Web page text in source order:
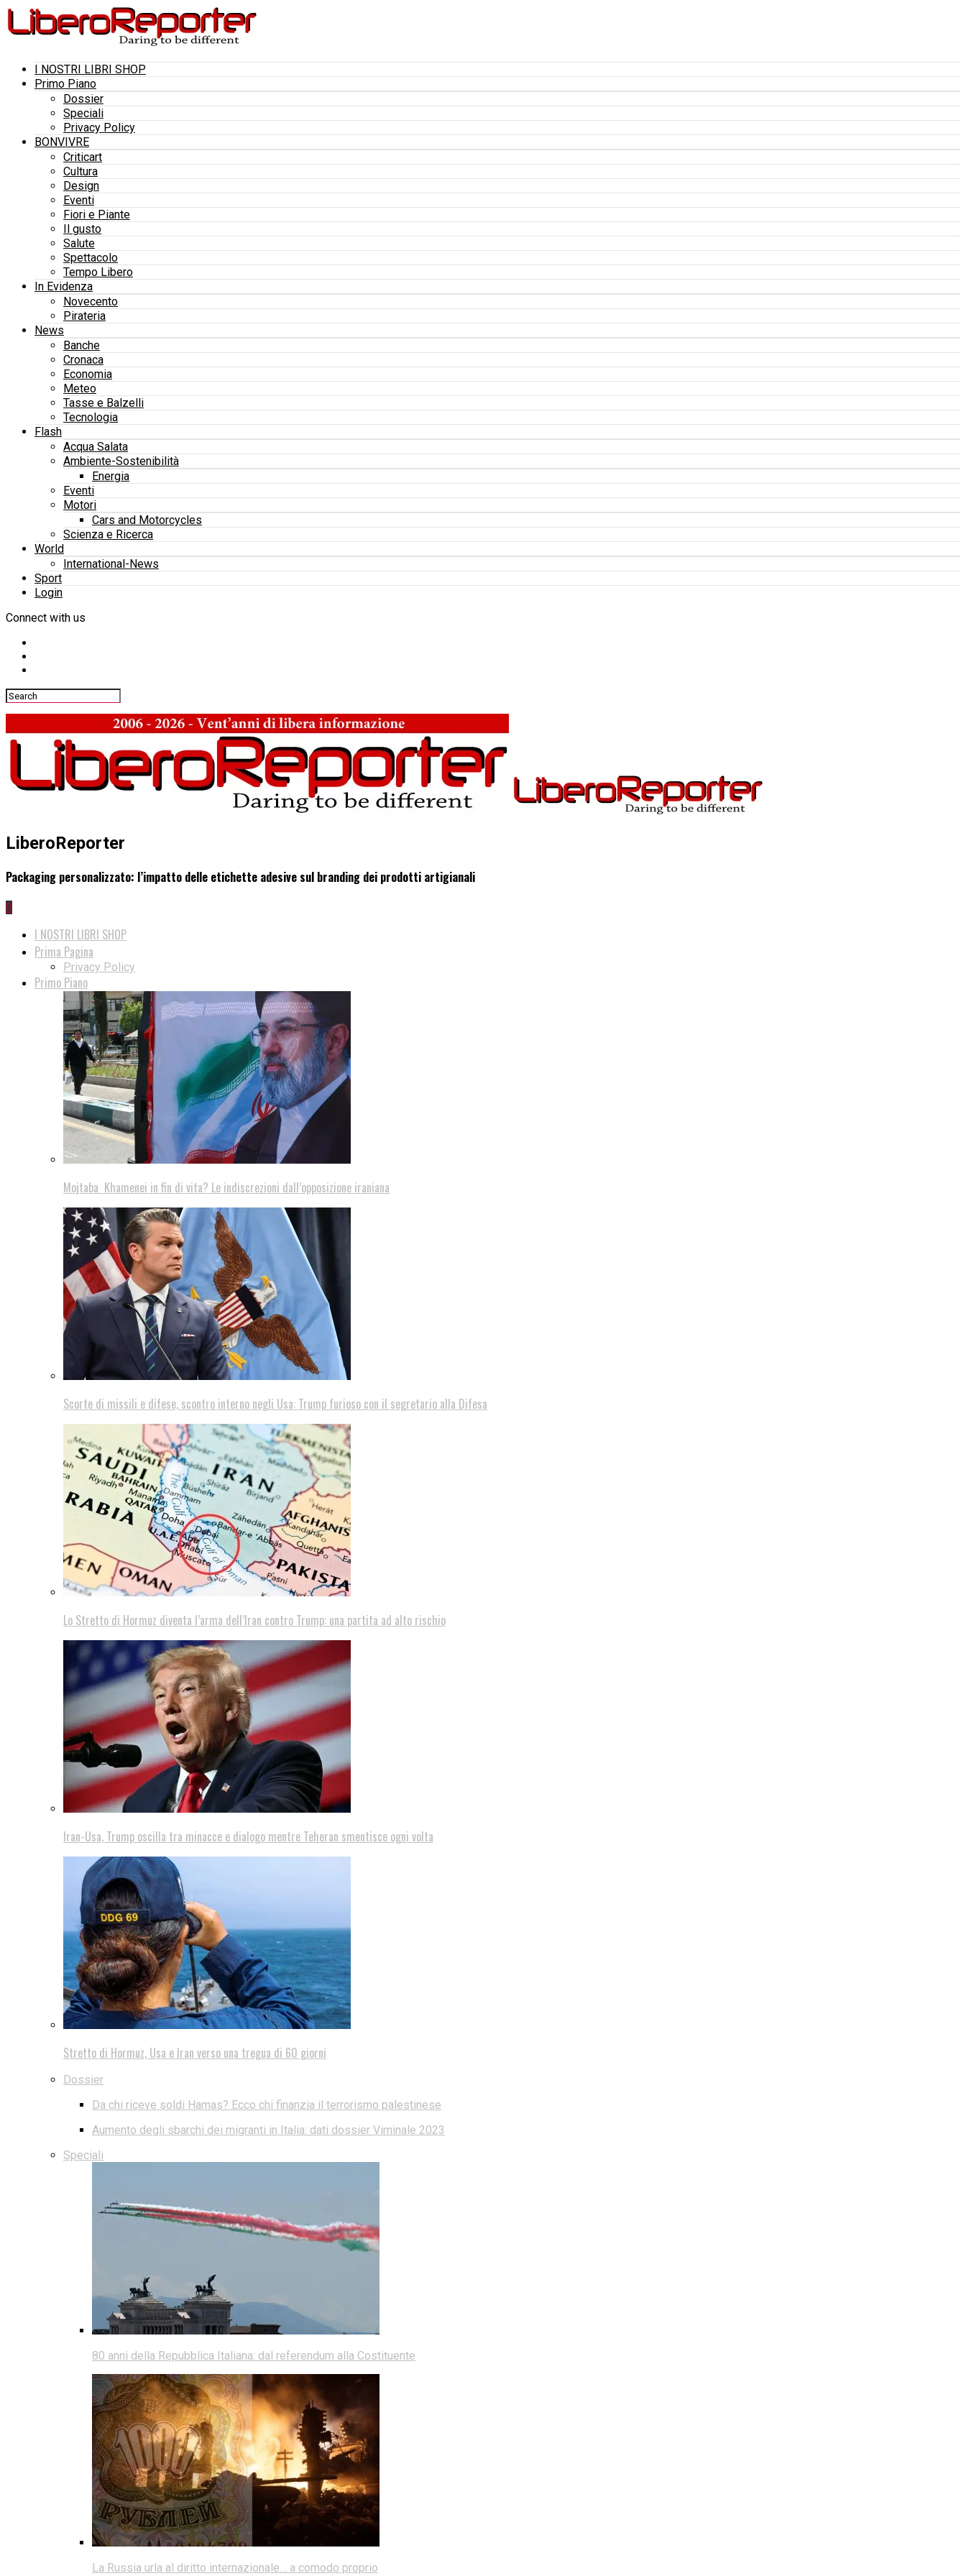
I NOSTRI LIBRI SHOP
Primo Piano
Dossier
Speciali
Privacy Policy
BONVIVRE
Criticart
Cultura
Design
Eventi
Fiori e Piante
Il gusto
Salute
Spettacolo
Tempo Libero
In Evidenza
Novecento
Pirateria
News
Banche
Cronaca
Economia
Meteo
Tasse e Balzelli
Tecnologia
Flash
Acqua Salata
Ambiente-Sostenibilità
Energia
Eventi
Motori
Cars and Motorcycles
Scienza e Ricerca
World
International-News
Sport
Login
Connect with us
LiberoReporter
Packaging personalizzato: l’impatto delle etichette adesive sul branding dei prodotti artigianali
0
I NOSTRI LIBRI SHOP
Prima Pagina
Privacy Policy
Primo Piano
Mojtaba Khamenei in fin di vita? Le indiscrezioni dall’opposizione iraniana
Scorte di missili e difese, scontro interno negli Usa: Trump furioso con il segretario alla Difesa
Lo Stretto di Hormuz diventa l’arma dell’Iran contro Trump: una partita ad alto rischio
Iran-Usa, Trump oscilla tra minacce e dialogo mentre Teheran smentisce ogni volta
Stretto di Hormuz, Usa e Iran verso una tregua di 60 giorni
Dossier
Da chi riceve soldi Hamas? Ecco chi finanzia il terrorismo palestinese
Aumento degli sbarchi dei migranti in Italia: dati dossier Viminale 2023
Speciali
80 anni della Repubblica Italiana: dal referendum alla Costituente
La Russia urla al diritto internazionale… a comodo proprio